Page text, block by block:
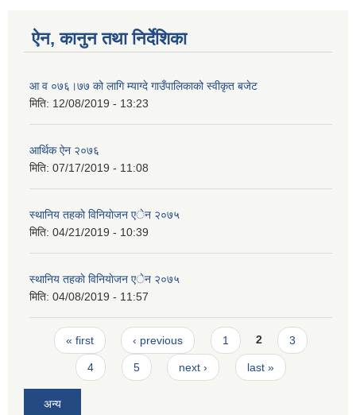
ऐन, कानुन तथा निर्देशिका
आ व ०७६।७७ को लागि म्याग्दे गाउँपालिकाको स्वीकृत बजेट
मिति: 12/08/2019 - 13:23
आर्थिक ऐन २०७६
मिति: 07/17/2019 - 11:08
स्थानिय तहकाे विनियाेजन एेन २०७५
मिति: 04/21/2019 - 10:39
स्थानिय तहकाे विनियाेजन एेन २०७५
मिति: 04/08/2019 - 11:57
Pages
« first ‹ previous 1 2 3
4 5 next › last »
अन्य